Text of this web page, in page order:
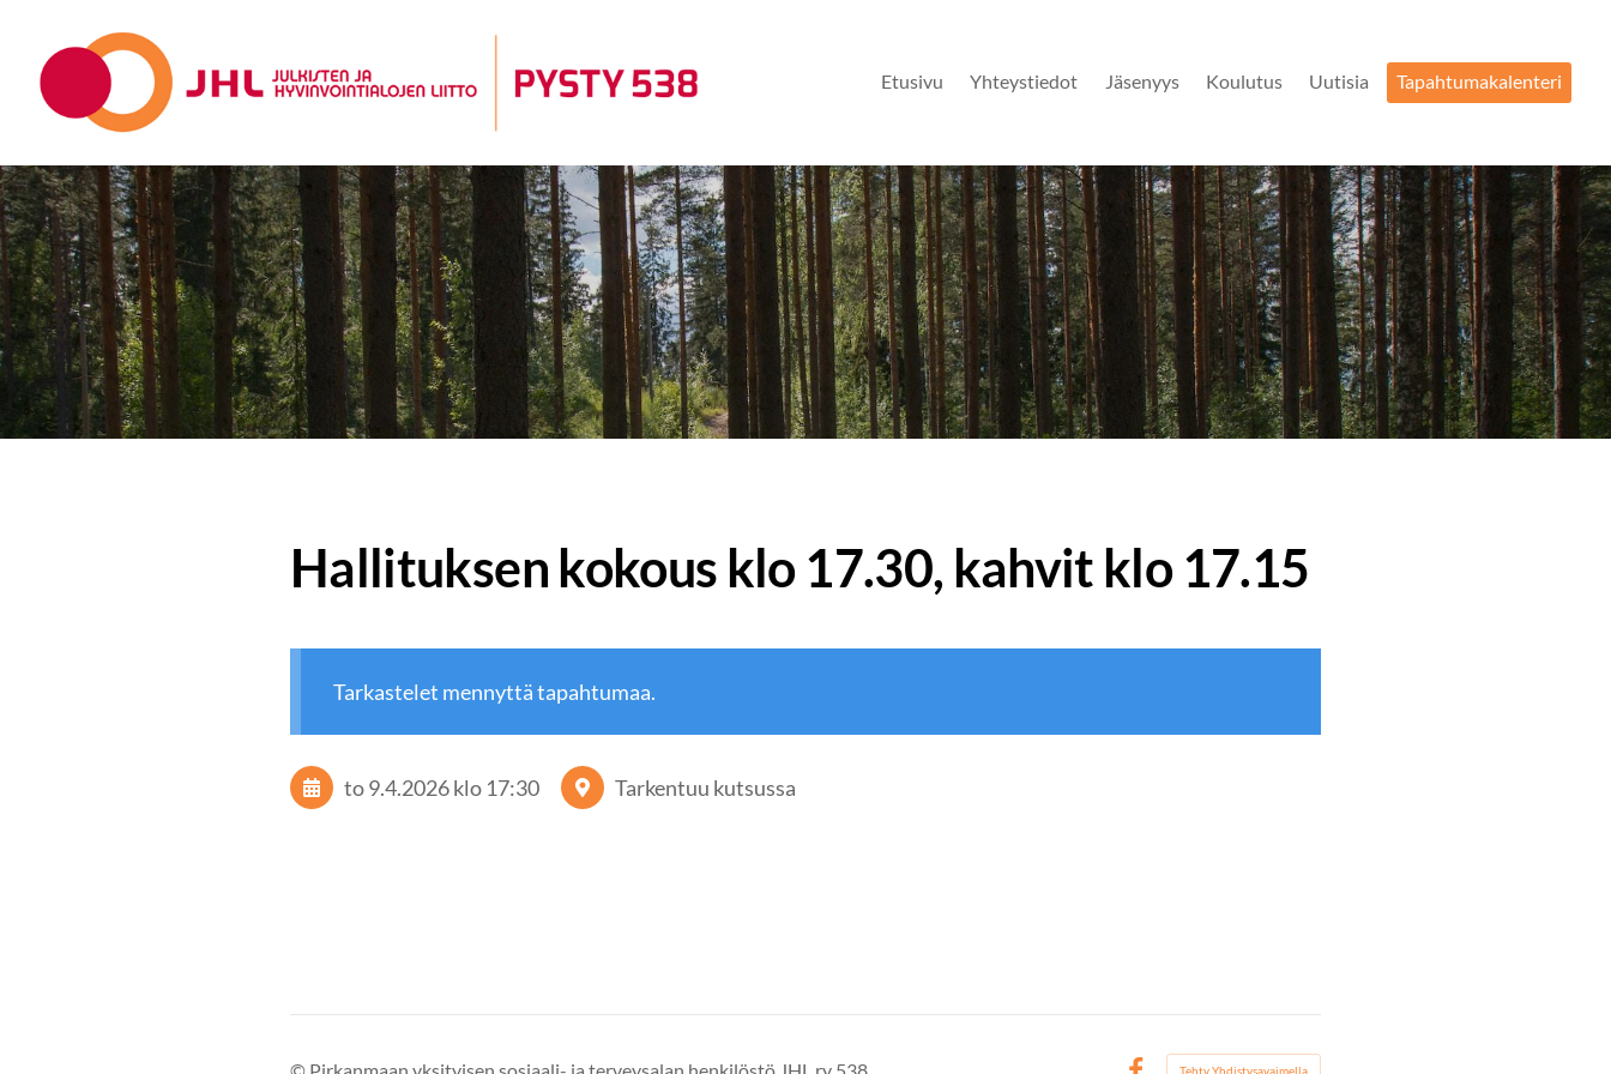
sivun
sisältöön
Pirkanmaan yksityisen sosiaali- ja terveysalan henkilöstö JHL 538 Etusivu Yhteystiedot Jäsenyys Koulutus Uutisia Tapahtumakalenteri
Hallituksen kokous klo 17.30, kahvit klo 17.15
Tarkastelet mennyttä tapahtumaa.
to 9.4.2026klo 17:30 Tarkentuu kutsussa
Tehty Yhdistysavaimella